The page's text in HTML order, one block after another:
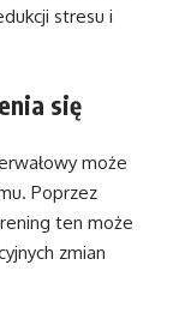
stresu i
się
może
Poprzez
ten może
zmian